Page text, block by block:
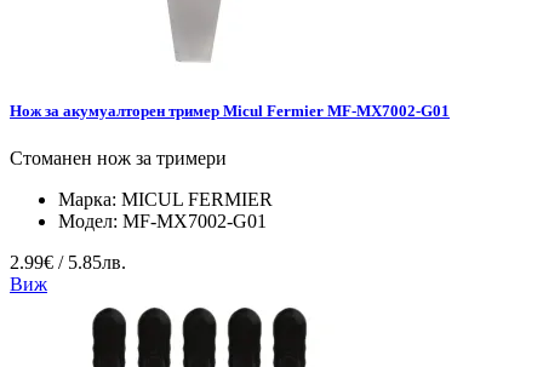
Нож за акумуалторен тример Micul Fermier MF-MX7002-G01
Стоманен нож за тримери
Марка: MICUL FERMIER
Модел: MF-MX7002-G01
2.99€ / 5.85лв.
Виж